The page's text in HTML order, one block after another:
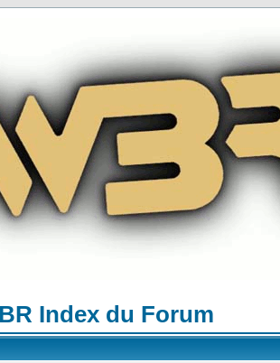
Index du Forum